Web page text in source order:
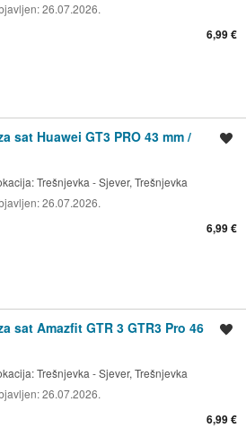
26.07.2026.
6,99 €
sat Huawei GT3 PRO 43 mm /
Trešnjevka - Sjever, Trešnjevka
26.07.2026.
6,99 €
sat Amazfit GTR 3 GTR3 Pro 46
Trešnjevka - Sjever, Trešnjevka
26.07.2026.
6,99 €